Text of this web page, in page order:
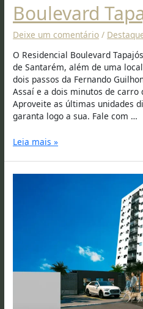
Boulevard
Deixe um comentário /
O Residencial Boulevard
de Santarém, além de uma
dois passos da Fernando
Assaí e a dois minutos de carro
Aproveite as últimas unidades
garanta logo a sua. Fale com …
Leia mais »